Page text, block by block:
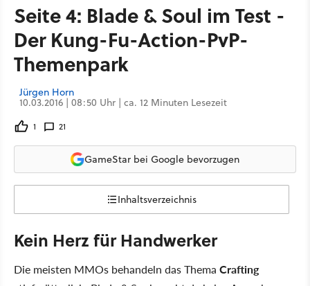
Seite 4: Blade & Soul im Test -
Der Kung-Fu-Action-PvP-
Themenpark
Jürgen Horn
10.03.2016 | 08:50 Uhr | ca. 12 Minuten Lesezeit
1 21
GameStar bei Google bevorzugen
Inhaltsverzeichnis
Kein Herz für Handwerker
Die meisten MMOs behandeln das Thema Crafting